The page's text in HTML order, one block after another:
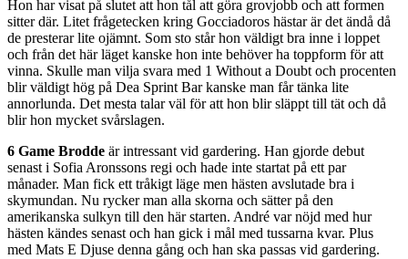
Hon har visat på slutet att hon tål att göra grovjobb och att formen
sitter där. Litet frågetecken kring Gocciadoros hästar är det ändå då
de presterar lite ojämnt. Som sto står hon väldigt bra inne i loppet
och från det här läget kanske hon inte behöver ha toppform för att
vinna. Skulle man vilja svara med 1 Without a Doubt och procenten
blir väldigt hög på Dea Sprint Bar kanske man får tänka lite
annorlunda. Det mesta talar väl för att hon blir släppt till tät och då
blir hon mycket svårslagen.
6 Game Brodde är intressant vid gardering. Han gjorde debut
senast i Sofia Aronssons regi och hade inte startat på ett par
månader. Man fick ett tråkigt läge men hästen avslutade bra i
skymundan. Nu rycker man alla skorna och sätter på den
amerikanska sulkyn till den här starten. André var nöjd med hur
hästen kändes senast och han gick i mål med tussarna kvar. Plus
med Mats E Djuse denna gång och han ska passas vid gardering.